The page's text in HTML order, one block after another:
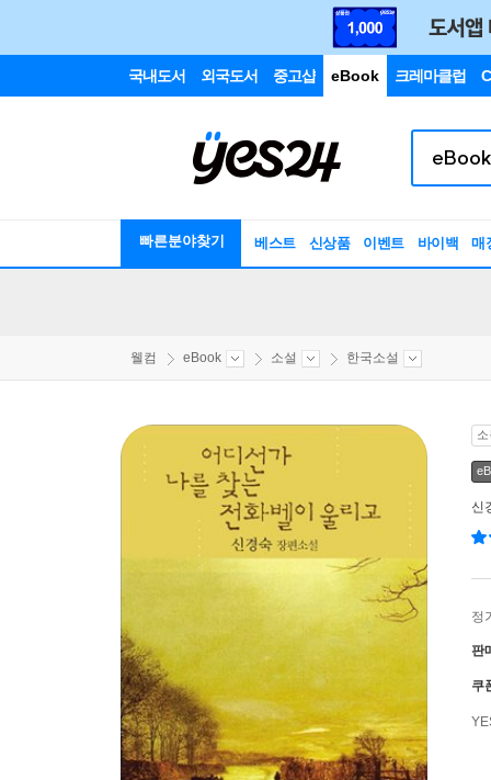
국내도서 외국도서 중고샵 eBook 크레마클럽
빠른분야찾기 베스트 신상품 이벤트 바이백 매
웰컴 eBook 소설 한국소설
신
정
판
쿠